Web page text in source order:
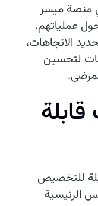
منصة ميسر
عملياتهم.
الاتجاهات،
لتحسين
للتخصيص
الرئيسية